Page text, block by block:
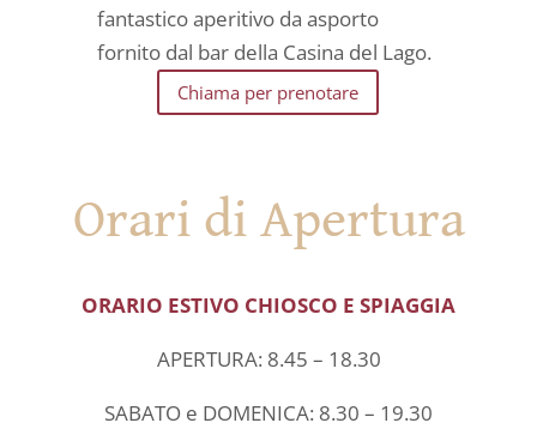
fantastico aperitivo da asporto
fornito dal bar della Casina del Lago.
Chiama per prenotare
Orari di Apertura
ORARIO ESTIVO CHIOSCO E SPIAGGIA
APERTURA: 8.45 – 18.30
SABATO e DOMENICA: 8.30 – 19.30